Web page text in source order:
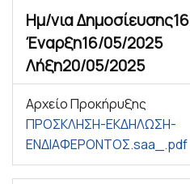
Ημ/νια Δημοσίευσης
Έναρξη16/05/2025
Λήξη20/05/2025
Αρχείο Προκήρυξης
ΠΡΟΣΚΛΗΣΗ-ΕΚΔΗΛΩΣΗ-
ΕΝΔΙΑΦΕΡΟΝΤΟΣ.saa_.pdf